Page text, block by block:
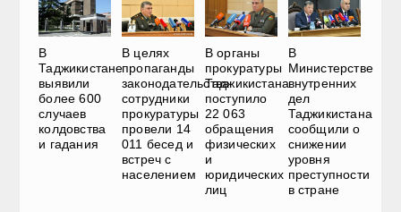
В
Таджикистане
выявили
более 600
случаев
колдовства
и гадания
В целях
пропаганды
законодательства
сотрудники
прокуратуры
провели 14
011 бесед и
встреч с
населением
В органы
прокуратуры
Таджикистана
поступило
22 063
обращения
физических
и
юридических
лиц
В
Министерстве
внутренних
дел
Таджикистана
сообщили о
снижении
уровня
преступности
в стране